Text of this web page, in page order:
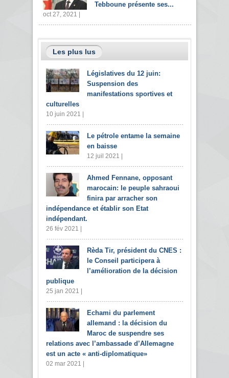
Tebboune présente ses...
oct 27, 2021 |
Les plus lus
Législatives du 12 juin:
Suspension des
manifestations sportives et
culturelles
10 juin 2021 |
Le pétrole entame la semaine
en baisse
12 juil 2021 |
Ahmed Fennane, opposant
marocain: le peuple sahraoui
finira par arracher son
indépendance et établir son Etat
indépendant.
26 fév 2021 |
Rèda Tir, président du CNES :
le Conseil participera à
l’amélioration de la décision
publique
25 jan 2021 |
Echami du parlement
allemand : la décision du
Maroc de suspendre ses
relations avec l’ambassade d’Allemagne
est un acte « anti-diplomatique»
02 mar 2021 |